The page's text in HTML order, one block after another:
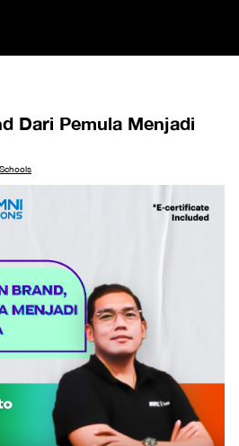
Dari Pemula Menjadi